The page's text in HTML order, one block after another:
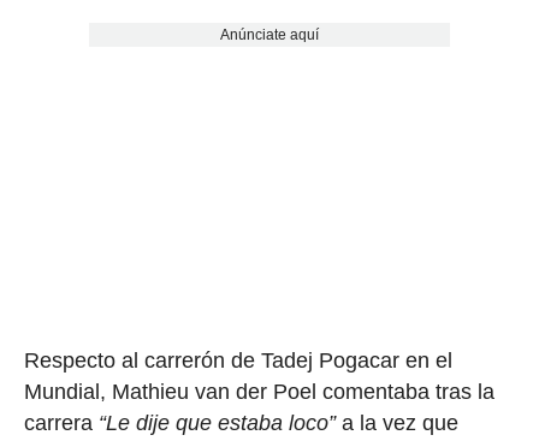
Anúnciate aquí
Respecto al carrerón de Tadej Pogacar en el
Mundial, Mathieu van der Poel comentaba tras la
carrera“Le dije que estaba loco”a la vez que